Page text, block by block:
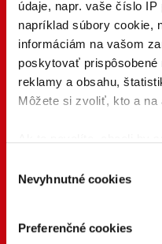
údaje, napr. vaše číslo
napríklad súbory cookie,
informáciám na vašom
poskytovať
reklamy a obsahu,
Môžete si zvoliť, kto a na
polohe s presnosťou
skenovaním
prstov).
súhlasu
Nevyhnutné cookies
Preferenčné cookies